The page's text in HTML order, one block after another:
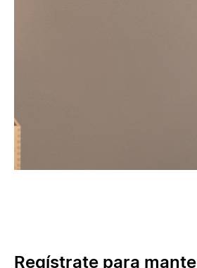
Regístrate para